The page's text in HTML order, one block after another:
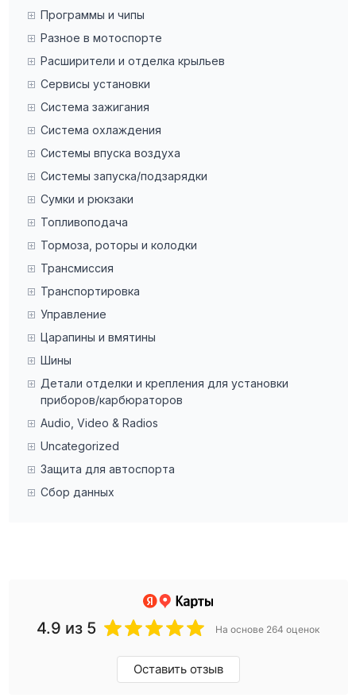
Программы и чипы
Разное в мотоспорте
Расширители и отделка крыльев
Сервисы установки
Система зажигания
Система охлаждения
Системы впуска воздуха
Системы запуска/подзарядки
Сумки и рюкзаки
Топливоподача
Тормоза, роторы и колодки
Трансмиссия
Транспортировка
Управление
Царапины и вмятины
Шины
Детали отделки и крепления для установки
приборов/карбюраторов
Audio, Video & Radios
Uncategorized
Защита для автоспорта
Сбор данных
4.9 из 5 На основе 264 оценок
Оставить отзыв